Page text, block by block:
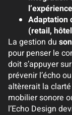
Adaptation
(retail,
La gestion du
pour penser le
doit s’appuyer
prévenir l’écho
altèrerait la
mobilier sonore
l’Echo Design